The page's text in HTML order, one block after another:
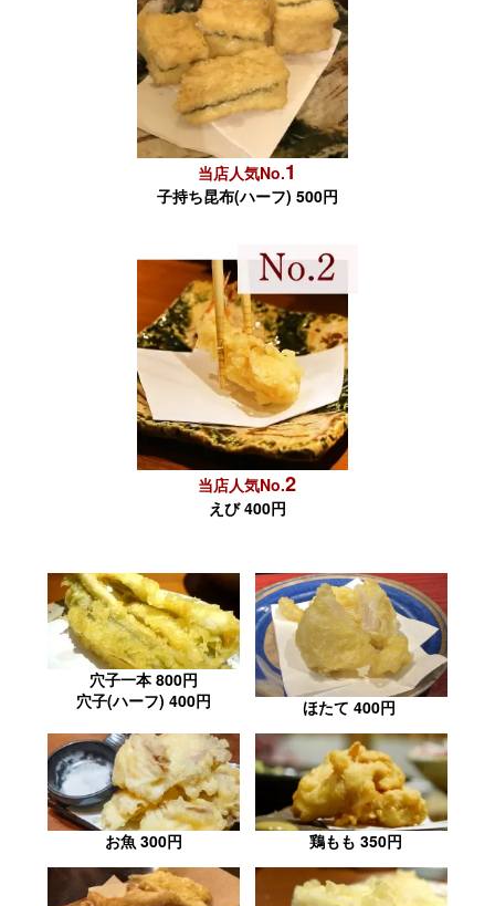
当店人気No.1
子持ち昆布(ハーフ) 500円
当店人気No.2
えび 400円
穴子一本 800円
穴子(ハーフ) 400円
ほたて 400円
お魚 300円 鶏もも 350円